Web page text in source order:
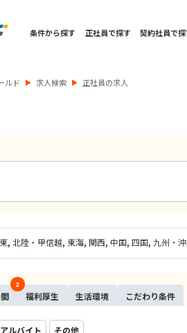
条件から探す 正社員で探す 契約社員で
ルド 求人検索 正社員の求人
北陸・甲信越 東海 関西 中国 四国 九州・
2
福利厚生 生活環境 こだわり条件
ルバイト その他